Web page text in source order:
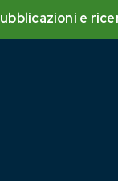
e